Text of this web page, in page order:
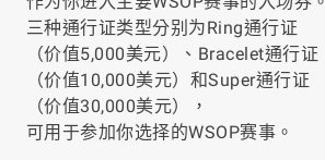
三种通行证类型分别为Ring通行证
（价值5,000美元）、Bracelet通行证
（价值10,000美元）和Super通行证
（价值30,000美元），
可用于参加你选择的WSOP赛事。